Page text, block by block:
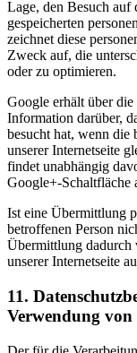
Lage, den Besuch auf
gespeicherten
zeichnet diese
Zweck auf, die
oder zu optimieren.
Google erhält über
Information darüber,
besucht hat, wenn die
unserer Internetseite
findet unabhängig
Google+-Schaltfläche
Ist eine Übermittlung
betroffenen Person
Übermittlung dadurch
unserer Internetseite
11.
Verwendung